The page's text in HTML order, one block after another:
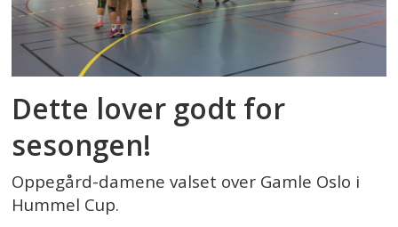
Dette lover godt for
sesongen!
Oppegård-damene valset over Gamle Oslo i
Hummel Cup.